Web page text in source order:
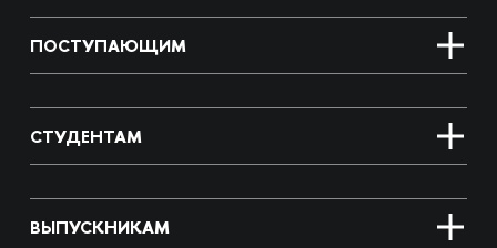
ПОСТУПАЮЩИМ
СТУДЕНТАМ
ВЫПУСКНИКАМ